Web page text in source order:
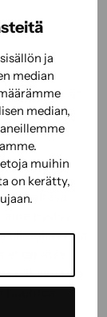
ja
median
median,
muihin
on kerätty,
on
ulkoseinät,
poistaa
uutta
ulkotiloissa ja
tarvitse
näkyy vasta